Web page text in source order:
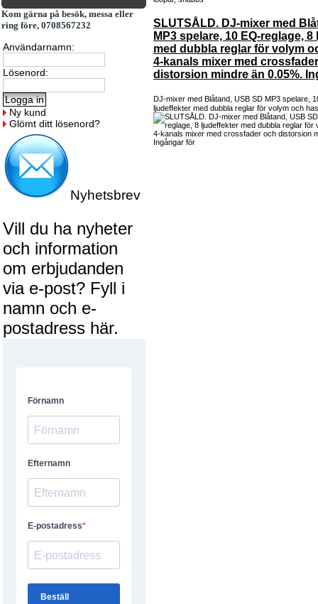
Kom gärna på besök, messa eller
ring före, 0708567232
Användarnamn:
Lösenord:
Ny kund
Glömt ditt lösenord?
Nyhetsbrev
Vill du ha nyheter
och information
om erbjudanden
via e-post? Fyll i
namn och e-
postadress här.
SLUTSÅLD. DJ-mixer med
MP3 spelare, 10 EQ-reglage,
med dubbla reglar för volym
4-kanals mixer med
distorsion mindre än 0.05%.
DJ-mixer med Blåtand, USB SD MP3 spelare,
ljudeffekter med dubbla reglar för volym och